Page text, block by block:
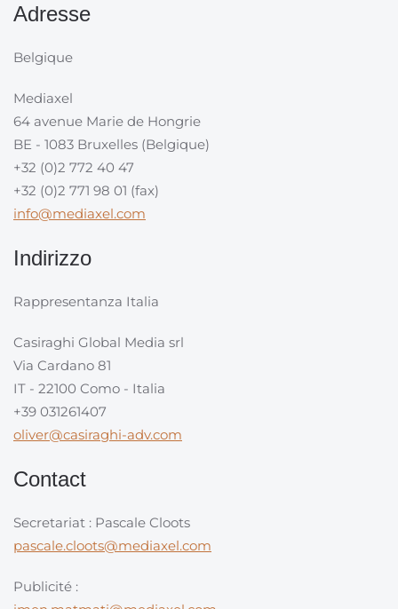
Adresse
Belgique
Mediaxel
64 avenue Marie de Hongrie
BE - 1083 Bruxelles (Belgique)
+32 (0)2 772 40 47
+32 (0)2 771 98 01 (fax)
info@mediaxel.com
Indirizzo
Rappresentanza Italia
Casiraghi Global Media srl
Via Cardano 81
IT - 22100 Como - Italia
+39 031261407
oliver@casiraghi-adv.com
Contact
Secretariat : Pascale Cloots
pascale.cloots@mediaxel.com
Publicité :